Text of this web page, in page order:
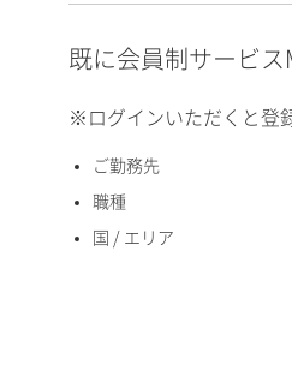
英数）
国 / エリア
既に会員制サービ
※ログインいただくと登
ご勤務先
職種
国 / エリア